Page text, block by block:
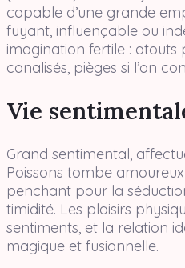
capable d’une grande
fuyant, influençable ou
imagination fertile : atouts
canalisés, pièges si l’on
Vie
Grand sentimental,
Poissons tombe
penchant pour la
timidité. Les plaisirs
sentiments, et la relation
magique et fusionnelle.